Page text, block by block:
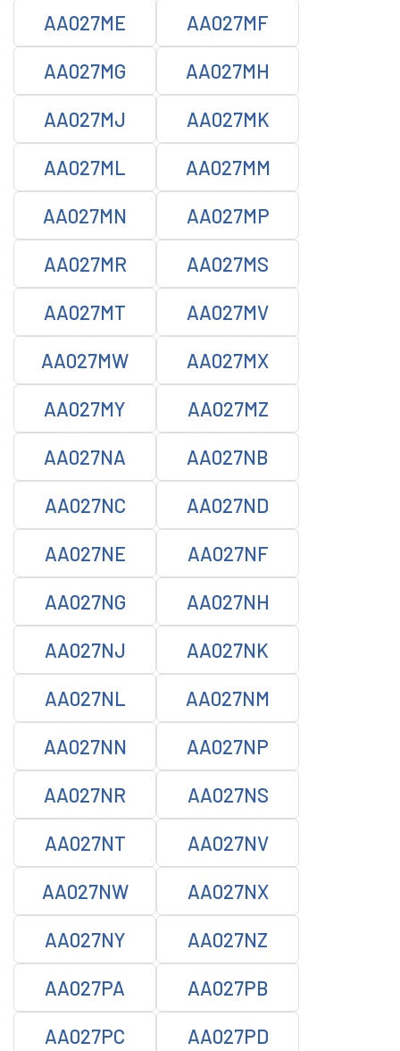
AA027ME AA027MF
AA027MG AA027MH
AA027MJ AA027MK
AA027ML AA027MM
AA027MN AA027MP
AA027MR AA027MS
AA027MT AA027MV
AA027MW AA027MX
AA027MY AA027MZ
AA027NA AA027NB
AA027NC AA027ND
AA027NE AA027NF
AA027NG AA027NH
AA027NJ AA027NK
AA027NL AA027NM
AA027NN AA027NP
AA027NR AA027NS
AA027NT AA027NV
AA027NW AA027NX
AA027NY AA027NZ
AA027PA AA027PB
AA027PC AA027PD